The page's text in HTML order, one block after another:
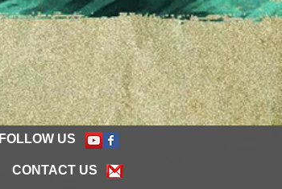
FOLLOW US
CONTACT US